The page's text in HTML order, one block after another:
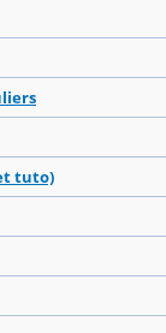
tuto)